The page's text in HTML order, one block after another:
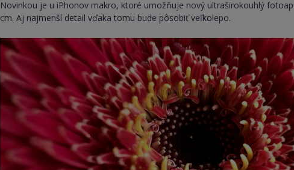
Novinkou je u iPhonov makro, ktoré umožňuje nový ultraširokouhlý
cm. Aj najmenší detail vďaka tomu bude pôsobiť veľkolepo.